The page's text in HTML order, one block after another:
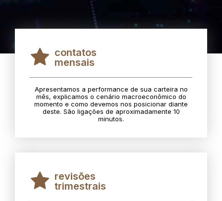
contatos
mensais
Apresentamos a performance de sua carteira no
mês, explicamos o cenário macroeconômico do
momento e como devemos nos posicionar diante
deste. São ligações de aproximadamente 10
minutos.
revisões
trimestrais